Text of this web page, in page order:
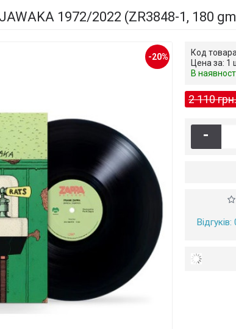
1972/2022 (ZR3848-1, 180
-20% Код
Цена за: 1
В
2 110 грн.
-
Відгуків: